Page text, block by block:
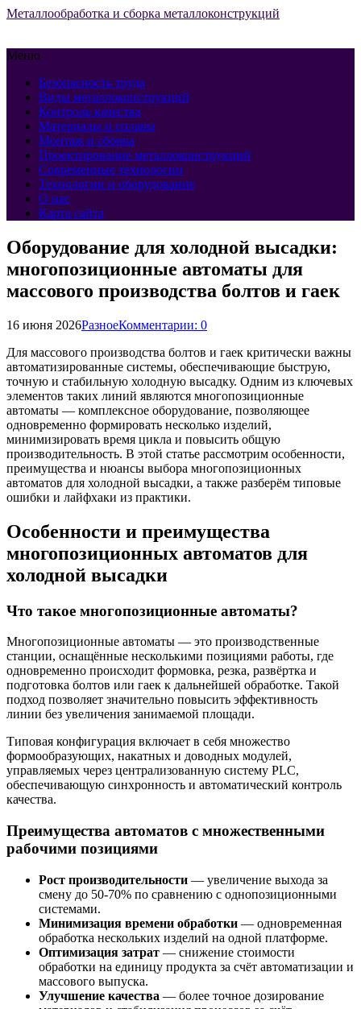
Металлообработка и сборка металлоконструкций
Меню
Безопасность труда
Виды металлоконструкций
Контроль качества
Материалы и сплавы
Монтаж и сборка
Проектирование металлоконструкций
Современные технологии
Технологии и оборудование
О нас
Карта сайта
Оборудование для холодной высадки:
многопозиционные автоматы для
массового производства болтов и гаек
16 июня 2026РазноеКомментарии: 0
Для массового производства болтов и гаек критически важны
автоматизированные системы, обеспечивающие быструю,
точную и стабильную холодную высадку. Одним из ключевых
элементов таких линий являются многопозиционные
автоматы — комплексное оборудование, позволяющее
одновременно формировать несколько изделий,
минимизировать время цикла и повысить общую
производительность. В этой статье рассмотрим особенности,
преимущества и нюансы выбора многопозиционных
автоматов для холодной высадки, а также разберём типовые
ошибки и лайфхаки из практики.
Особенности и преимущества
многопозиционных автоматов для
холодной высадки
Что такое многопозиционные автоматы?
Многопозиционные автоматы — это производственные
станции, оснащённые несколькими позициями работы, где
одновременно происходит формовка, резка, развёртка и
подготовка болтов или гаек к дальнейшей обработке. Такой
подход позволяет значительно повысить эффективность
линии без увеличения занимаемой площади.
Типовая конфигурация включает в себя множество
формообразующих, накатных и доводных модулей,
управляемых через централизованную систему PLC,
обеспечивающую синхронность и автоматический контроль
качества.
Преимущества автоматов с множественными
рабочими позициями
Рост производительности — увеличение выхода за
смену до 50-70% по сравнению с однопозиционными
системами.
Минимизация времени обработки — одновременная
обработка нескольких изделий на одной платформе.
Оптимизация затрат — снижение стоимости
обработки на единицу продукта за счёт автоматизации и
массового выпуска.
Улучшение качества — более точное дозирование